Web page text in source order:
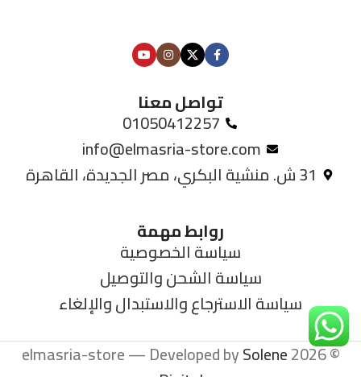
تواصل معنا
01050412257
info@elmasria-store.com
31 ش. منشية البكري، مصر الجديدة، القاهرة
روابط مهمة
سياسة الخصوصية
سياسة الشحن والتوصيل
سياسة الاسترجاع والاستبدال والإلغاء
© 2026 elmasria-store — Developed by
Solene